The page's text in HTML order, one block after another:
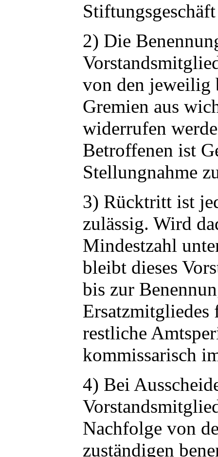
2) Die
von den jeweilig
Gremien aus
widerrufen
Betroffenen ist
Stellungnahme
3) Rücktritt ist
zulässig. Wird
Mindestzahl
bleibt dieses
bis zur
Ersatzmitgliedes
restliche
kommissarisch
4) Bei
Nachfolge von
zuständigen